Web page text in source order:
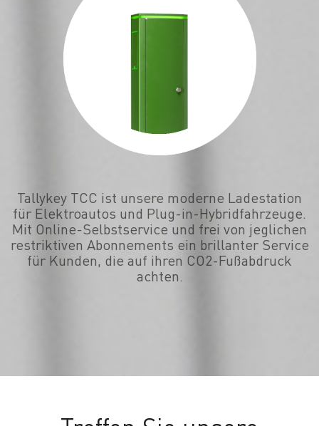
Tallykey TCC ist unsere moderne Ladestation
für Elektroautos und Plug-in-Hybridfahrzeuge.
Mit Online-Selbstservice und frei von jeglichen
restriktiven Abonnements ein brillanter Service
für Kunden, die auf ihren CO2-Fußabdruck
achten.